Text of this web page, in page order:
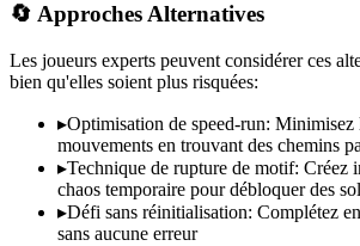
🔄 Approches Alternatives
Les joueurs experts peuvent considérer ces
bien qu'elles soient plus risquées:
▸Optimisation de speed-run: Minimisez
mouvements en trouvant des chemins
▸Technique de rupture de motif: Créez
chaos temporaire pour débloquer des
▸Défi sans réinitialisation: Complétez
sans aucune erreur